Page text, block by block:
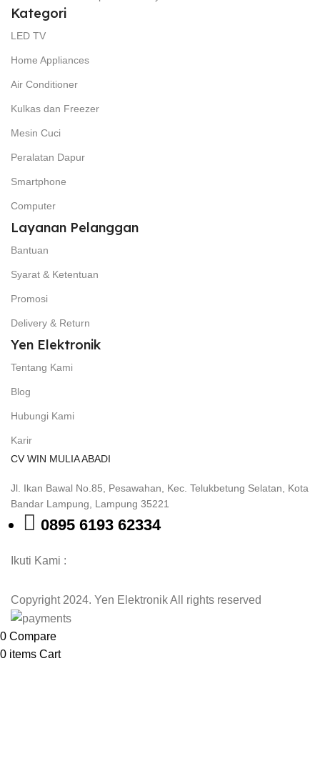
Kategori
LED TV
Home Appliances
Air Conditioner
Kulkas dan Freezer
Mesin Cuci
Peralatan Dapur
Smartphone
Computer
Layanan Pelanggan
Bantuan
Syarat & Ketentuan
Promosi
Delivery & Return
Yen Elektronik
Tentang Kami
Blog
Hubungi Kami
Karir
CV WIN MULIA ABADI
Jl. Ikan Bawal No.85, Pesawahan, Kec. Telukbetung Selatan, Kota
Bandar Lampung, Lampung 35221
0895 6193 62334
Ikuti Kami :
Copyright 2024. Yen Elektronik All rights reserved
0 Compare
0 items Cart